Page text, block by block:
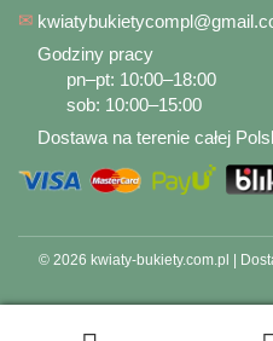
✉
Godziny pracy
pn–pt: 10:00–18:00
sob: 10:00–15:00
Dostawa na terenie całej
© 2026 kwiaty-bukiety.com.pl |